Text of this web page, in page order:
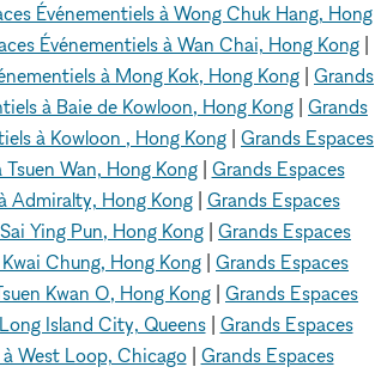
Événementiels à Wong Chuk Hang, Hong
Événementiels à Wan Chai, Hong Kong|
à Mong Kok, Hong Kong Grands
à Baie de Kowloon, Hong Kong Grands
à Kowloon , Hong Kong Grands Espaces
Tsuen Wan, Hong Kong| Grands Espaces
Admiralty, Hong Kong| Grands Espaces
Ying Pun, Hong Kong Grands Espaces
Chung, Hong Kong Grands Espaces
Kwan O, Hong Kong Grands Espaces
Island City, Queens| Grands Espaces
West Loop, Chicago| Grands Espaces